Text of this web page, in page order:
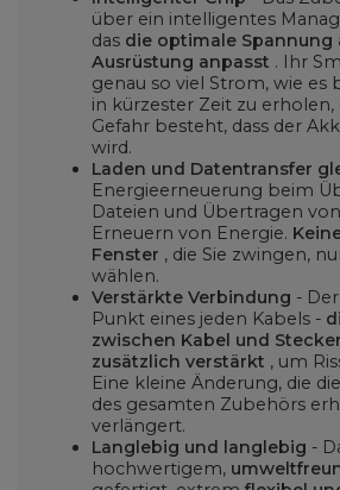
über ein intelligentes
das die optimale Spannung
Ausrüstung anpasst . Ihr
genau so viel Strom, wie es
in kürzester Zeit zu erholen,
Gefahr besteht, dass der
wird.
Laden und Datentransfer
Energieerneuerung beim
Dateien und Übertragen
Erneuern von Energie.
Fenster , die Sie zwingen,
wählen.
Verstärkte Verbindung -
Punkt eines jeden Kabels -
zwischen Kabel und
zusätzlich verstärkt , um
Eine kleine Änderung, die
des gesamten Zubehörs
verlängert.
Langlebig und langlebig -
hochwertigem,